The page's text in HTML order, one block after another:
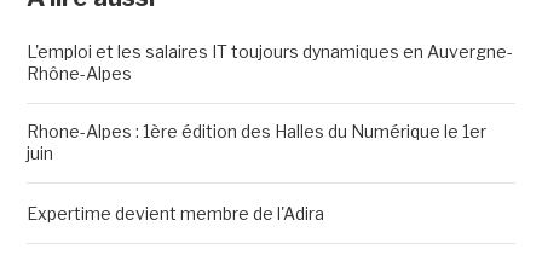
L'emploi et les salaires IT toujours dynamiques en Auvergne-
Rhône-Alpes
Rhone-Alpes : 1ère édition des Halles du Numérique le 1er
juin
Expertime devient membre de l'Adira